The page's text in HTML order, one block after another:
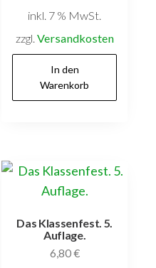
inkl. 7 % MwSt.
zzgl. Versandkosten
In den
Warenkorb
Das Klassenfest. 5.
Auflage.
6,80€